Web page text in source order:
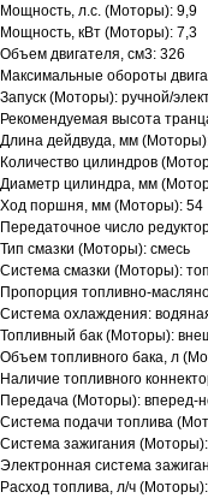
Мощность, л.с. (Моторы): 9,9
Мощность, кВт (Моторы): 7,3
Объем двигателя, см3: 326
Максимальные обороты
Запуск (Моторы): ручной/
Рекомендуемая высота
Длина дейдвуда, мм
Количество цилиндров
Диаметр цилиндра, мм
Ход поршня, мм (Моторы): 54
Передаточное число
Тип смазки (Моторы): смесь
Система смазки (Моторы):
Пропорция топливно-
Система охлаждения:
Топливный бак (Моторы):
Объем топливного бака, л
Наличие топливного
Передача (Моторы): вперед-
Система подачи топлива
Система зажигания (Моторы):
Электронная система
Расход топлива, л/ч